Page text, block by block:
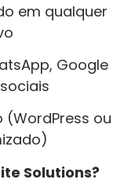
em qualquer
Google
(WordPress ou
Solutions?